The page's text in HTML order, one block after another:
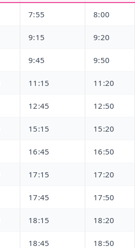
7:55 8:00
9:15 9:20
9:45 9:50
11:15 11:20
12:45 12:50
15:15 15:20
16:45 16:50
17:15 17:20
17:45 17:50
18:15 18:20
18:45 18:50